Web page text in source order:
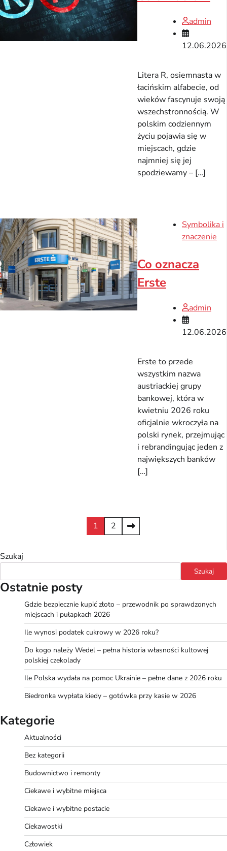
admin
12.06.2026
Litera R, osiemnasta w
łacińskim alfabecie, od
wieków fascynuje swoją
wszechstronnością. W
polskim codziennym
życiu pojawia się w
miejscach, gdzie
najmniej się jej
spodziewamy – […]
Symbolika i
znaczenie
Co oznacza
Erste
admin
12.06.2026
Erste to przede
wszystkim nazwa
austriackiej grupy
bankowej, która w
kwietniu 2026 roku
oficjalnie wkroczyła na
polski rynek, przejmując
i rebrandingując jeden z
największych banków
[…]
1 2
Szukaj
Szukaj
Ostatnie posty
Gdzie bezpiecznie kupić złoto – przewodnik po sprawdzonych
miejscach i pułapkach 2026
Ile wynosi podatek cukrowy w 2026 roku?
Do kogo należy Wedel – pełna historia własności kultowej
polskiej czekolady
Ile Polska wydała na pomoc Ukrainie – pełne dane z 2026 roku
Biedronka wypłata kiedy – gotówka przy kasie w 2026
Kategorie
Aktualności
Bez kategorii
Budownictwo i remonty
Ciekawe i wybitne miejsca
Ciekawe i wybitne postacie
Ciekawostki
Człowiek